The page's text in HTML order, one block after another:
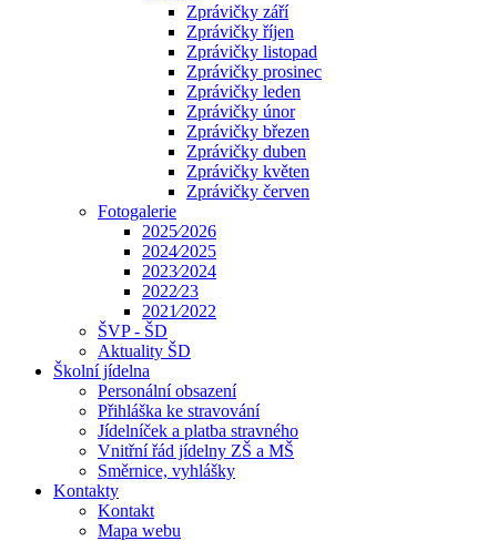
Zprávičky září
Zprávičky říjen
Zprávičky listopad
Zprávičky prosinec
Zprávičky leden
Zprávičky únor
Zprávičky březen
Zprávičky duben
Zprávičky květen
Zprávičky červen
Fotogalerie
2025⁄2026
2024⁄2025
2023⁄2024
2022⁄23
2021⁄2022
ŠVP - ŠD
Aktuality ŠD
Školní jídelna
Personální obsazení
Přihláška ke stravování
Jídelníček a platba stravného
Vnitřní řád jídelny ZŠ a MŠ
Směrnice, vyhlášky
Kontakty
Kontakt
Mapa webu